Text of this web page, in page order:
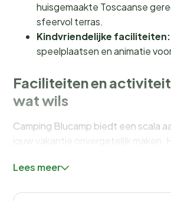
huisgemaakte Toscaanse
sfeervol terras.
Kindvriendelijke faciliteiten:
speelplaatsen en animatie
Faciliteiten en
wat wils
Camping Blucamp biedt een scala
jouw vakantie onvergetelijk maken.
waar je gratis kunt genieten van een
Lees meer